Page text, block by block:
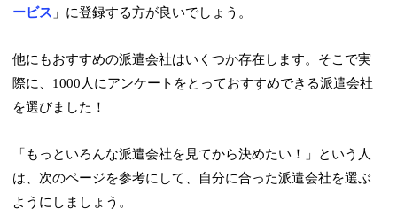
ービス 」に登録する方が良いでしょう。
他にもおすすめの派遣会社はいくつか存在します。そこで実
際に、1000人にアンケートをとっておすすめできる派遣会社
を選びました！
「もっといろんな派遣会社を見てから決めたい！」という人
は、次のページを参考にして、自分に合った派遣会社を選ぶ
ようにしましょう。